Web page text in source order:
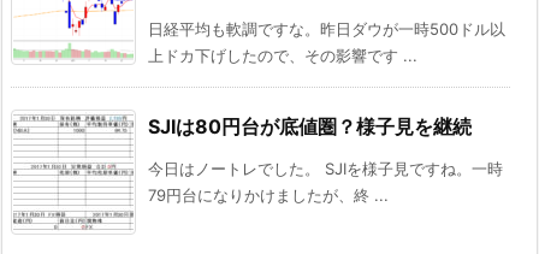
日経平均も軟調ですな。昨日ダウが一時500ドル以
上ドカ下げしたので、その影響です ...
SJIは80円台が底値圏？様子見を継続
今日はノートレでした。 SJIを様子見ですね。一時
79円台になりかけましたが、終 ...